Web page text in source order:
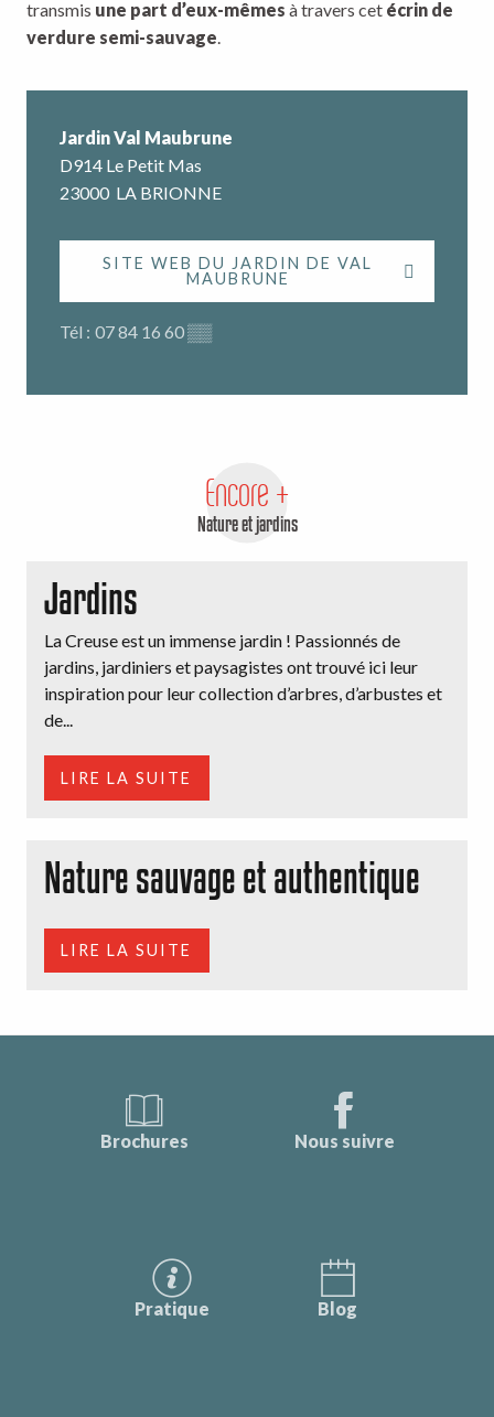
transmis une part d’eux-mêmes à travers cet écrin de
verdure semi-sauvage.
Jardin Val Maubrune
D914 Le Petit Mas
23000 LA BRIONNE
SITE WEB DU JARDIN DE VAL
MAUBRUNE
Tél : 07 84 16 60▒▒
Encore +
Nature et jardins
Jardins
La Creuse est un immense jardin ! Passionnés de
jardins, jardiniers et paysagistes ont trouvé ici leur
inspiration pour leur collection d’arbres, d’arbustes et
de...
LIRE LA SUITE
Nature sauvage et authentique
LIRE LA SUITE
Brochures Nous suivre
Pratique Blog